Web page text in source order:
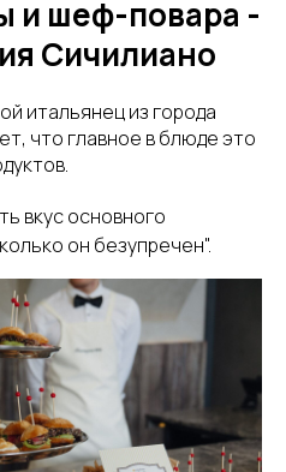
и шеф-повара -
Сичилиано
итальянец из города
что главное в блюде это
вкус основного
он безупречен".